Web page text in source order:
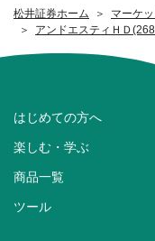
松井証券ホーム
マーケ
アンドエスティＨＤ
はじめての方へ
楽しむ・学ぶ
商品一覧
ツール